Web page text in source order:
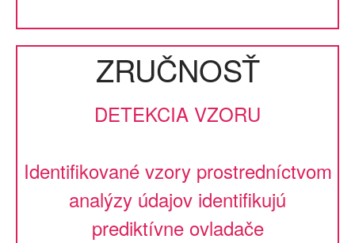
ZRUČNOSŤ
DETEKCIA VZORU
Identifikované vzory prostredníctvom
analýzy údajov identifikujú
prediktívne ovladače